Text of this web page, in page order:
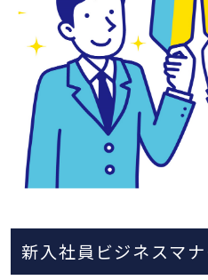
新入社員ビジネスマ